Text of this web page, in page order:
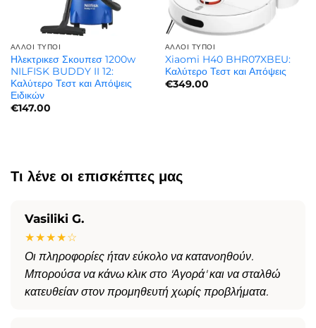
ΆΛΛΟΙ ΤΎΠΟΙ
Ηλεκτρικεσ Σκουπεσ 1200w
NILFISK BUDDY II 12:
Καλύτερο Τεστ και Απόψεις
Ειδικών
€147.00
ΆΛΛΟΙ ΤΎΠΟΙ
Xiaomi H40 BHR07XBEU:
Καλύτερο Τεστ και Απόψεις
€349.00
Τι λένε οι επισκέπτες μας
Vasiliki G.
★★★★☆
Οι πληροφορίες ήταν εύκολο να κατανοηθούν.
Μπορούσα να κάνω κλικ στο 'Αγορά' και να σταλθώ
κατευθείαν στον προμηθευτή χωρίς προβλήματα.